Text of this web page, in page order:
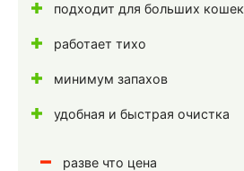
подходит для больших кошек
работает тихо
минимум запахов
удобная и быстрая очистка
разве что цена